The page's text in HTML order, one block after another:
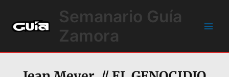
contenido
Semanario Guía
Zamora